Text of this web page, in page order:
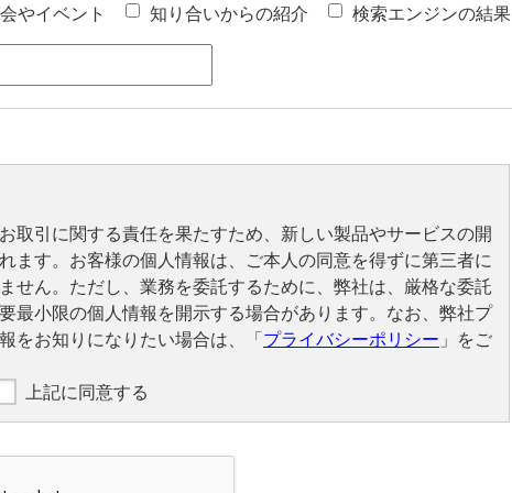
やイベント 知り合いからの紹介 検索エンジンの結果
取引に関する責任を果たすため、新しい製品やサービスの開
ます。お客様の個人情報は、ご本人の同意を得ずに第三者に
せん。ただし、業務を委託するために、弊社は、厳格な委託
最小限の個人情報を開示する場合があります。なお、弊社プ
をお知りになりたい場合は、「プライバシーポリシー 」をご
上記に同意する